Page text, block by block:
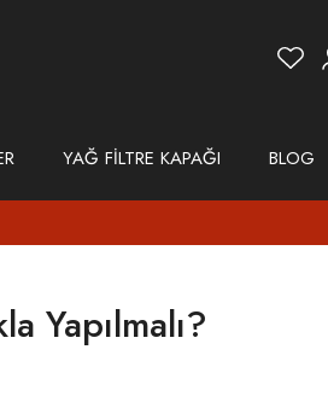
YAĞ FİLTRE KAPAĞI BLOG
Yapılmalı?